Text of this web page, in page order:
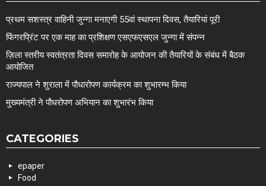
प्रथम सशस्त्र वाहिनी जुन्गा मनाएगी 55वां स्थापना दिवस, तैयारियां पूरी
फिंगरप्रिंट पर एक माह का प्रशिक्षण एसएफएसएल जुन्गा में संपन्न
ज़िला स्तरीय स्वतंत्रता दिवस समारोह के आयोजन की तैयारियों के संबंध में बैठक
आयोजित
राज्यपाल ने शुराला में पौधारोपण कार्यक्रम का शुभारम्भ किया
मुख्यमंत्री ने पौधरोपण अभियान का शुभारंभ किया
CATEGORIES
epaper
Food